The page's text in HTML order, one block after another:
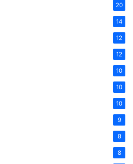
20
14
12
12
10
10
10
9
8
8